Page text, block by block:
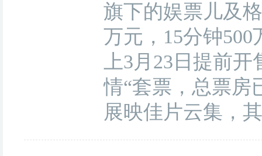
旗下的娱票儿及
万元，15分钟
上3月23日提前
情“套票，总票房
展映佳片云集，